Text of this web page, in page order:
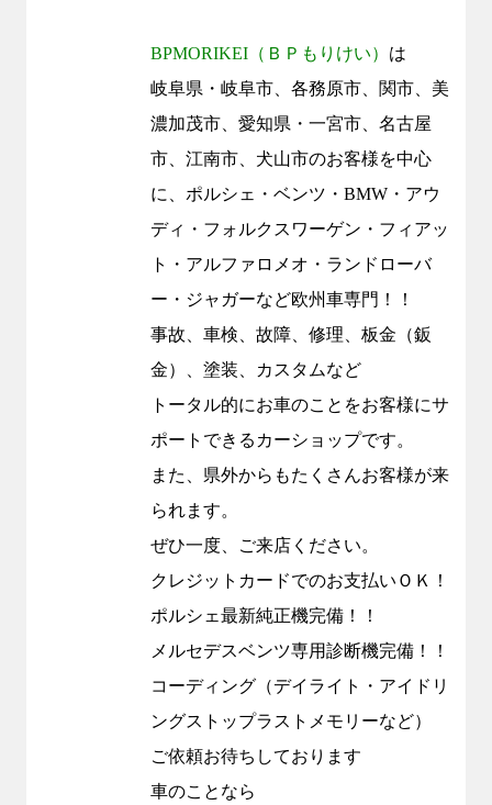
BPMORIKEI （ＢＰもりけい） は
岐阜県・岐阜市、各務原市、関市、美
濃加茂市、愛知県・一宮市、名古屋
市、江南市、犬山市のお客様を中心
に、ポルシェ・ベンツ・ BMW ・アウ
ディ・フォルクスワーゲン・フィアッ
ト・アルファロメオ・ランドローバ
ー・ジャガーなど欧州車専門！！
事故、車検、故障、修理、板金（鈑
金）、塗装、カスタムなど
トータル的にお車のことをお客様にサ
ポートできるカーショップです。
また、県外からもたくさんお客様が来
られます。
ぜひ一度、ご来店ください。
クレジットカードでのお支払いＯＫ！
ポルシェ最新純正機完備！！
メルセデスベンツ専用診断機完備！！
コーディング（デイライト・アイドリ
ングストップラストメモリーなど）
ご依頼お待ちしております
車のことなら